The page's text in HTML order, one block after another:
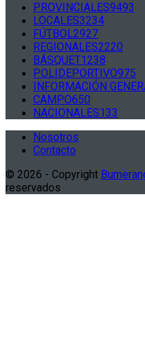
PROVINCIALES9493
LOCALES3234
FÚTBOL2927
REGIONALES2220
BÁSQUET1238
POLIDEPORTIVO975
INFORMACIÓN
CAMPO650
NACIONALES133
Nosotros
Contacto
© 2026 - Copyright
reservados